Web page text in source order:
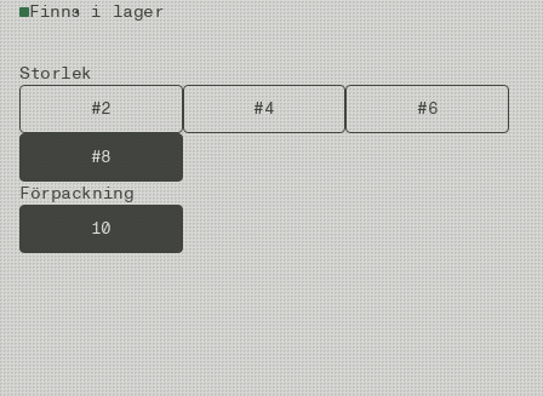
Finns i lager
Storlek
#2
#4 #6
#8
Förpackning
10